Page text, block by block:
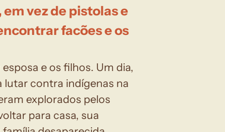
vez de pistolas e
facões e os
e os filhos. Um dia,
lutar contra indígenas na
explorados pelos
para casa, sua